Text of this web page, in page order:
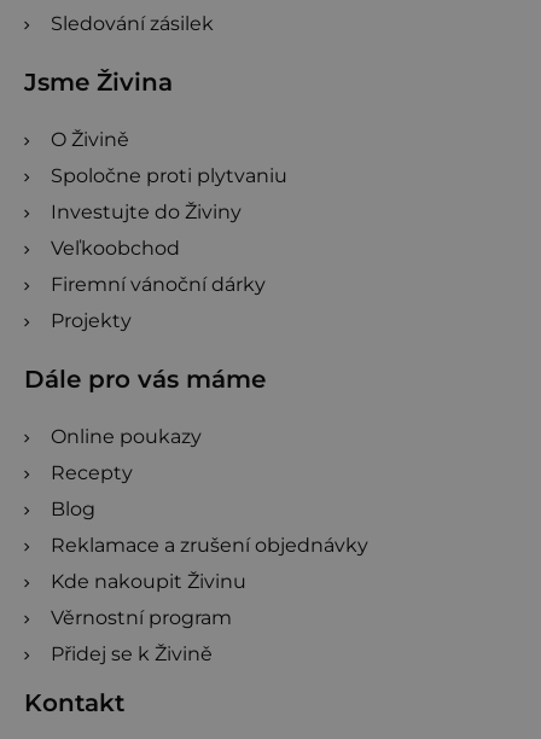
Sledování zásilek
Jsme Živina
O Živině
Spoločne proti plytvaniu
Investujte do Živiny
Veľkoobchod
Firemní vánoční dárky
Projekty
Dále pro vás máme
Online poukazy
Recepty
Blog
Reklamace a zrušení objednávky
Kde nakoupit Živinu
Věrnostní program
Přidej se k Živině
Kontakt